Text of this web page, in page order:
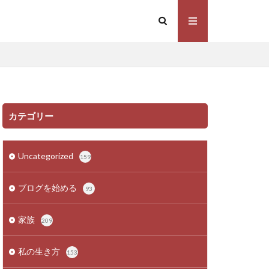
カテゴリー
Uncategorized 159
ブログを始める 93
家族 209
私の生き方 153